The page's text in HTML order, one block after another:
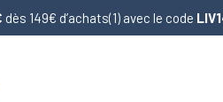
dès 149€ d’achats(1) avec le code